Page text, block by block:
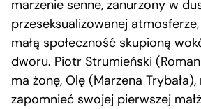
marzenie senne, zanurzony w
przeseksualizowanej
małą społeczność skupioną
dworu. Piotr Strumieński
ma żonę, Olę (Marzena
zapomnieć swojej pierwszej